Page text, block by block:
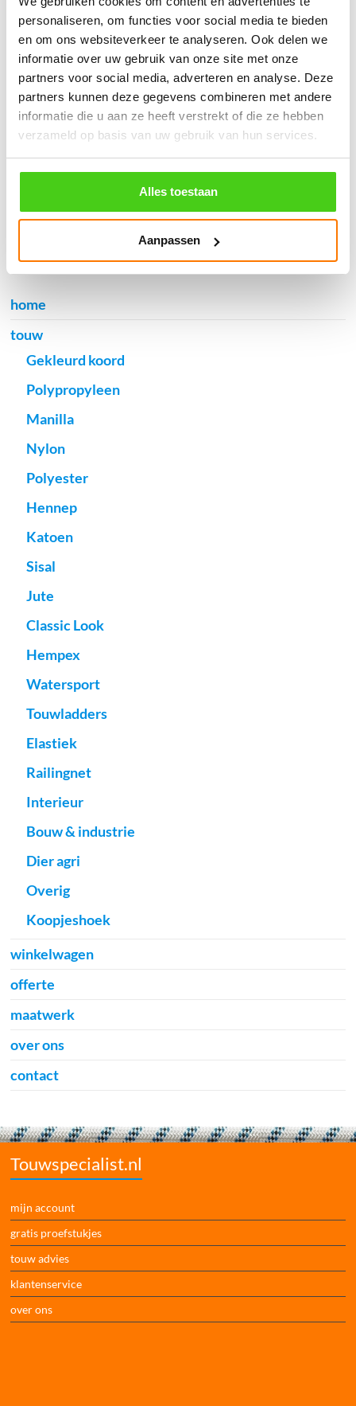
personaliseren, om functies voor social media te bieden
en om ons websiteverkeer te analyseren. Ook delen we
informatie over uw gebruik van onze site met onze
partners voor social media, adverteren en analyse. Deze
partners kunnen deze gegevens combineren met andere
informatie die u aan ze heeft verstrekt of die ze hebben
verzameld op basis van uw gebruik van hun services.
Alles toestaan
Aanpassen
֍ Verzending in Nederland, België en Duitsland.
Verzendkosten €5,45, boven €70,- gratis verstuurd
Aantal meters worden geleverd aan een stuk.
Specifieke wensen (meerdere lengten) kunt u aangeven bij het
invulveld "Bestelnotities (optioneel)".
© 2009 - 2026 | Touwspecialist.nl
It Fjild 4 - 8621 EA Heeg - Friesland
home
touw
Gekleurd koord
Polypropyleen
Manilla
Nylon
Polyester
Hennep
Katoen
Sisal
Jute
Classic Look
Hempex
Watersport
Touwladders
Elastiek
Railingnet
Interieur
Bouw & industrie
Dier agri
Overig
Koopjeshoek
winkelwagen
offerte
maatwerk
over ons
contact
Touwspecialist.nl
mijn account
gratis proefstukjes
touw advies
klantenservice
over ons